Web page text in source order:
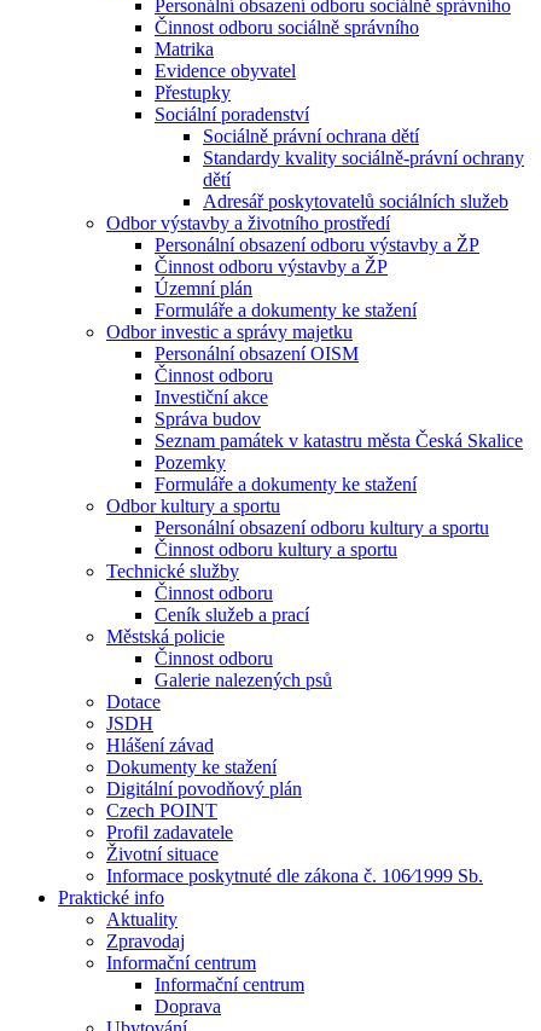
Personální obsazení odboru sociálně správního
Činnost odboru sociálně správního
Matrika
Evidence obyvatel
Přestupky
Sociální poradenství
Sociálně právní ochrana dětí
Standardy kvality sociálně-právní ochrany
dětí
Adresář poskytovatelů sociálních služeb
Odbor výstavby a životního prostředí
Personální obsazení odboru výstavby a ŽP
Činnost odboru výstavby a ŽP
Územní plán
Formuláře a dokumenty ke stažení
Odbor investic a správy majetku
Personální obsazení OISM
Činnost odboru
Investiční akce
Správa budov
Seznam památek v katastru města Česká Skalice
Pozemky
Formuláře a dokumenty ke stažení
Odbor kultury a sportu
Personální obsazení odboru kultury a sportu
Činnost odboru kultury a sportu
Technické služby
Činnost odboru
Ceník služeb a prací
Městská policie
Činnost odboru
Galerie nalezených psů
Dotace
JSDH
Hlášení závad
Dokumenty ke stažení
Digitální povodňový plán
Czech POINT
Profil zadavatele
Životní situace
Informace poskytnuté dle zákona č. 106⁄1999 Sb.
Praktické info
Aktuality
Zpravodaj
Informační centrum
Informační centrum
Doprava